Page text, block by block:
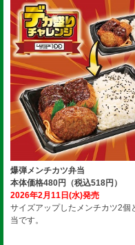
爆弾メンチカツ弁当
本体価格480円（税込518円）
2026年2月11日(水)発売
サイズアップしたメンチカツ2個
当です。